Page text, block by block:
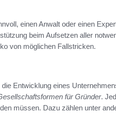
einen Anwalt oder einen
beim Aufsetzen aller
von möglichen Fallstricken.
Entwicklung eines
für Gründer.
müssen. Dazu zählen unter